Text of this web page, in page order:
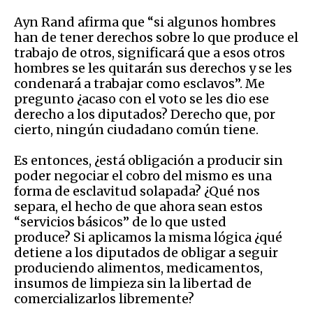
Ayn Rand afirma que “si algunos hombres
han de tener derechos sobre lo que produce el
trabajo de otros, significará que a esos otros
hombres se les quitarán sus derechos y se les
condenará a trabajar como esclavos”. Me
pregunto ¿acaso con el voto se les dio ese
derecho a los diputados? Derecho que, por
cierto, ningún ciudadano común tiene.
Es entonces, ¿está obligación a producir sin
poder negociar el cobro del mismo es una
forma de esclavitud solapada? ¿Qué nos
separa, el hecho de que ahora sean estos
“servicios básicos” de lo que usted
produce? Si aplicamos la misma lógica ¿qué
detiene a los diputados de obligar a seguir
produciendo alimentos, medicamentos,
insumos de limpieza sin la libertad de
comercializarlos libremente?